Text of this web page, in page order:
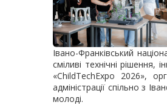
Івано-Франківський
сміливі технічні рішення,
«ChildTechExpo 2026»,
адміністрації спільно з
молоді.